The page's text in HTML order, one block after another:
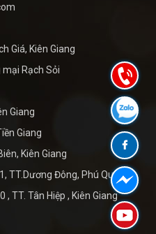
Giá, Kiên Giang
Rạch Sỏi
Giang
Giang
Kiên Giang
TT.Dương Đông, Phú Quốc
, TT. Tân Hiệp , Kiên Giang